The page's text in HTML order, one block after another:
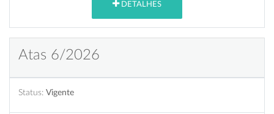
DETALHES
Atas 6/2026
Status: Vigente